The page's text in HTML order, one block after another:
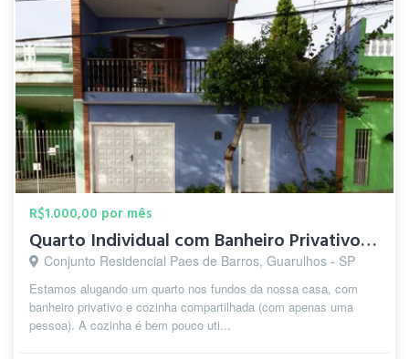
R$1.000,00 por mês
Quarto Individual com Banheiro Privativo Próximo ao Aeroport
Conjunto Residencial Paes de Barros, Guarulhos - SP
Estamos alugando um quarto nos fundos da nossa casa, com
banheiro privativo e cozinha compartilhada (com apenas uma
pessoa). A cozinha é bem pouco uti...